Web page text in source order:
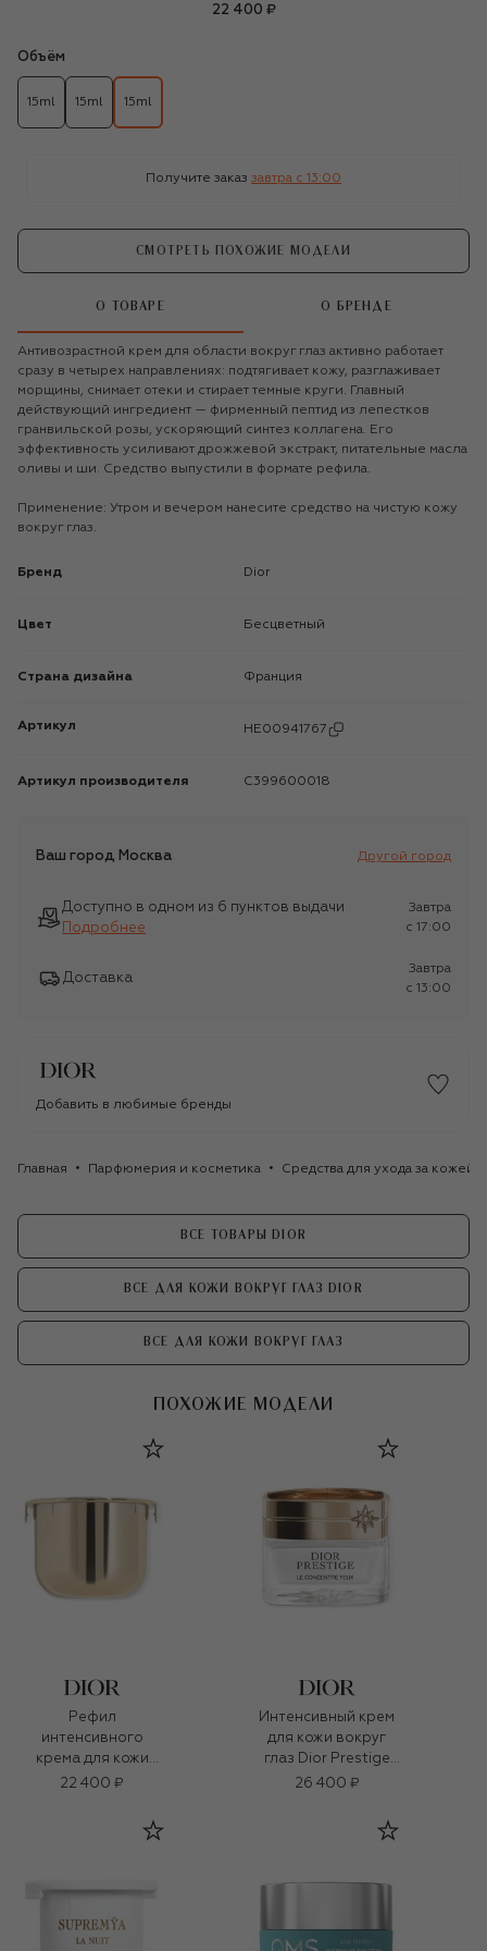
22 400 ₽
Объём
15ml 15ml 15ml
Получите заказ завтра c 13:00
СМОТРЕТЬ ПОХОЖИЕ МОДЕЛИ
О ТОВАРЕ О БРЕНДЕ
Антивозрастной крем для области вокруг глаз активно работает
сразу в четырех направлениях: подтягивает кожу, разглаживает
морщины, снимает отеки и стирает темные круги. Главный
действующий ингредиент — фирменный пептид из лепестков
гранвильской розы, ускоряющий синтез коллагена. Его
эффективность усиливают дрожжевой экстракт, питательные масла
оливы и ши. Средство выпустили в формате рефила.
Применение: Утром и вечером нанесите средство на чистую кожу
вокруг глаз.
Бренд Dior
Цвет Бесцветный
Страна дизайна Франция
Артикул HE00941767
Артикул производителя C399600018
Ваш город Москва Другой город
Доступно в одном из 6 пунктов выдачи
Подробнее
Завтра
c 17:00
Доставка
Завтра
c 13:00
Добавить в любимые бренды
Главная Парфюмерия и косметика Средства для ухода за кожей
ВСЕ ТОВАРЫ DIOR
ВСЕ ДЛЯ КОЖИ ВОКРУГ ГЛАЗ DIOR
ВСЕ ДЛЯ КОЖИ ВОКРУГ ГЛАЗ
ПОХОЖИЕ МОДЕЛИ
Рефил
интенсивного
крема для кожи
вокруг глаз Dior
22 400 ₽
Интенсивный крем
для кожи вокруг
глаз Dior Prestige
(15ml)
26 400 ₽